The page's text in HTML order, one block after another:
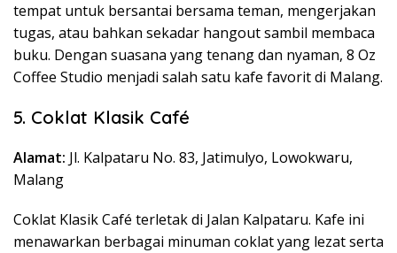
tempat untuk bersantai bersama teman, mengerjakan
tugas, atau bahkan sekadar hangout sambil membaca
buku. Dengan suasana yang tenang dan nyaman, 8 Oz
Coffee Studio menjadi salah satu kafe favorit di Malang.
5. Coklat Klasik Café
Alamat: Jl. Kalpataru No. 83, Jatimulyo, Lowokwaru,
Malang
Coklat Klasik Café terletak di Jalan Kalpataru. Kafe ini
menawarkan berbagai minuman coklat yang lezat serta